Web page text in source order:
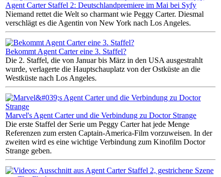
Agent Carter Staffel 2: Deutschlandpremiere im Mai bei Syfy
Niemand rettet die Welt so charmant wie Peggy Carter. Diesmal
verschlägt es die Agentin von New York nach Los Angeles.
Bekommt Agent Carter eine 3. Staffel?
Die 2. Staffel, die von Januar bis März in den USA ausgestrahlt
wurde, verlagerte die Hauptschauplatz von der Ostküste an die
Westküste nach Los Angeles.
Marvel's Agent Carter und die Verbindung zu Doctor Strange
Die erste Staffel der Serie um Peggy Carter hat jede Menge
Referenzen zum ersten Captain-America-Film vorzuweisen. In der
zweiten wird es eine wichtige Verbindung zum Kinofilm Doctor
Strange geben.